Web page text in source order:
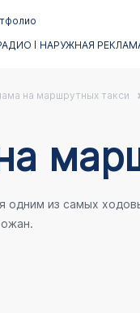
НАРУЖНАЯ
на маршрутных такси
одним из самых